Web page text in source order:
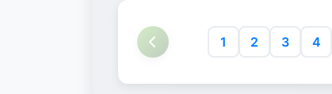
1 2 3 4